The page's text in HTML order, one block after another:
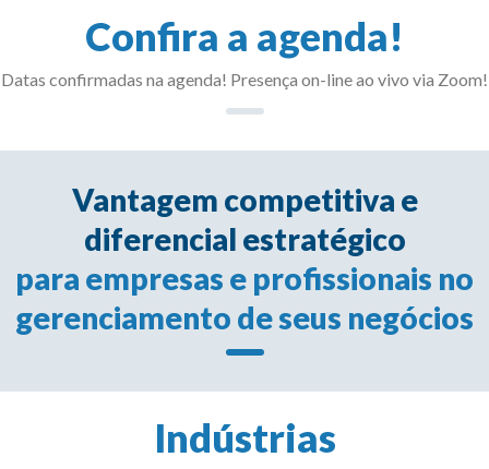
Confira a agenda!
Datas confirmadas na agenda! Presença on-line ao vivo via Zoom!
Vantagem competitiva e
diferencial estratégico
para empresas e profissionais no
gerenciamento de seus negócios
Indústrias